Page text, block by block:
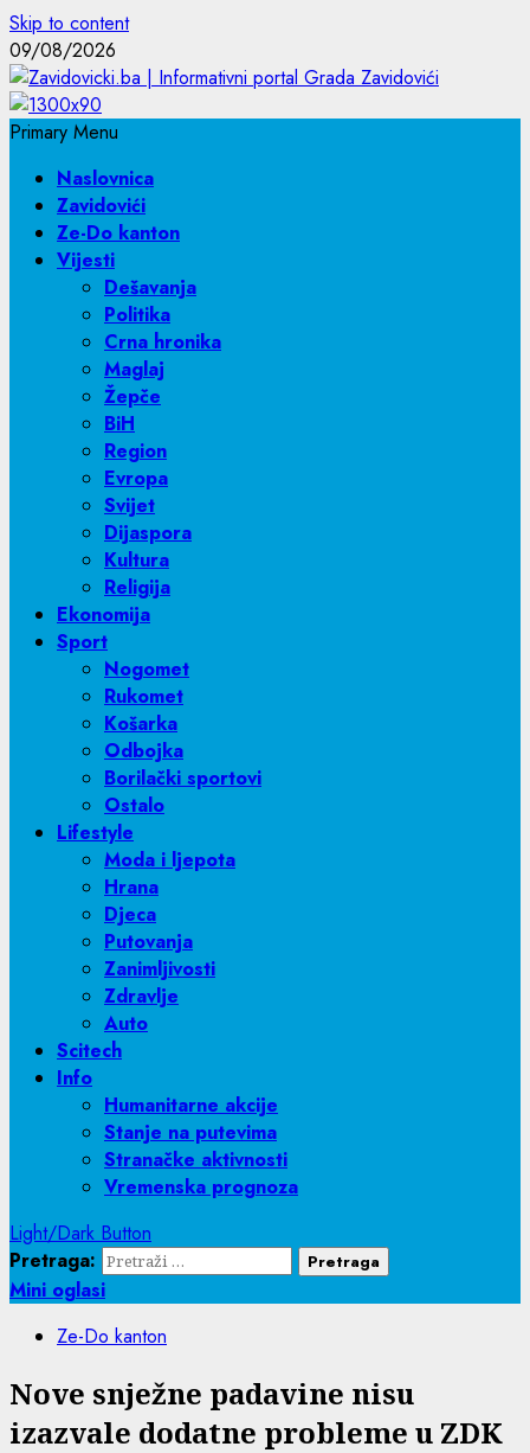
Skip to content
09/08/2026
Primary Menu
Naslovnica
Zavidovići
Ze-Do kanton
Vijesti
Dešavanja
Politika
Crna hronika
Maglaj
Žepče
BiH
Region
Evropa
Svijet
Dijaspora
Kultura
Religija
Ekonomija
Sport
Nogomet
Rukomet
Košarka
Odbojka
Borilački sportovi
Ostalo
Lifestyle
Moda i ljepota
Hrana
Djeca
Putovanja
Zanimljivosti
Zdravlje
Auto
Scitech
Info
Humanitarne akcije
Stanje na putevima
Stranačke aktivnosti
Vremenska prognoza
Light/Dark Button
Pretraga:
Mini oglasi
Ze-Do kanton
Nove snježne padavine nisu
izazvale dodatne probleme u ZDK